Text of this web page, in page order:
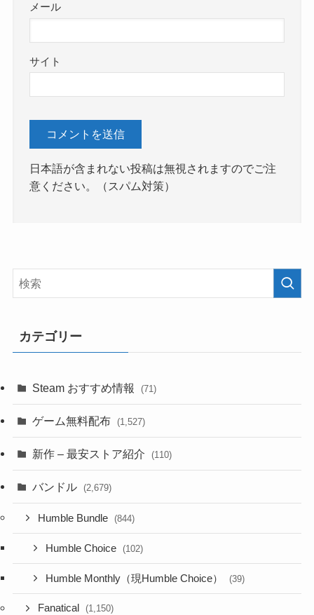
メール
サイト
日本語が含まれない投稿は無視されますのでご注
意ください。（スパム対策）
カテゴリー
Steam おすすめ情報 (71)
ゲーム無料配布 (1,527)
新作 – 最安ストア紹介 (110)
バンドル (2,679)
Humble Bundle (844)
Humble Choice (102)
Humble Monthly（現Humble Choice） (39)
Fanatical (1,150)